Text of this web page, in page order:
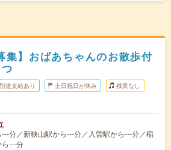
集】おばあちゃんのお散歩付
途支給あり 土日祝日が休み 残業なし
分／新狭山駅から---分／入曽駅から---分／稲
---分